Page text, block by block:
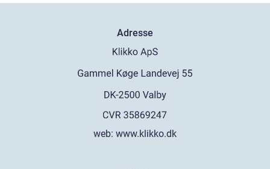
Adresse
web: www.klikko.dk